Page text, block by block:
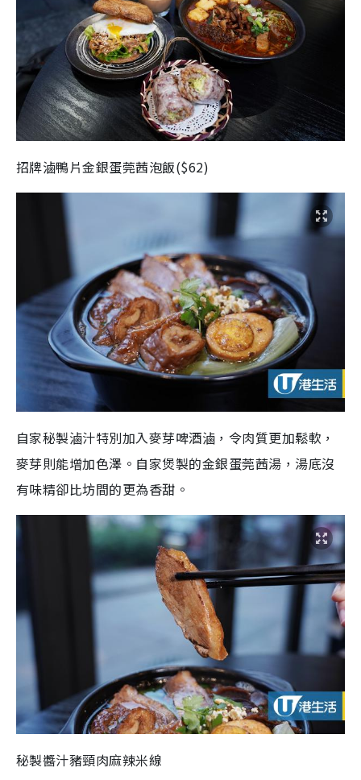
招牌滷鴨片金銀蛋莞茜泡飯($62)
自家秘製滷汁特別加入麥芽啤酒滷，令肉質更加鬆軟，
麥芽則能增加色澤。自家煲製的金銀蛋莞茜湯，湯底沒
有味精卻比坊間的更為香甜。
秘製醬汁豬頸肉麻辣米線